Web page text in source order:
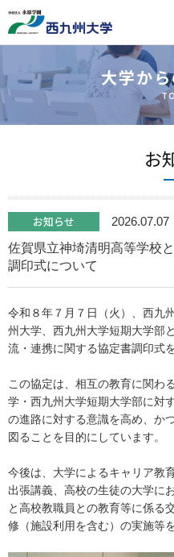
資料請求大学か
お
お知らせ
2026.07.07
佐賀県立神埼清明高等学校
調印式について
令和８年７月７日（火）、西九
州大学、西九州大学短期大学部
流・連携に関する協定書調印式
この協定は、相互の教育に関わ
学・西九州大学短期大学部に対
の進路に対する意識を高め、か
図ることを目的にしています。
今後は、大学によるキャリア教
出張講義、高校の生徒の大学に
と高校教職員との教育等に係る
修（施設利用を含む）の実施等